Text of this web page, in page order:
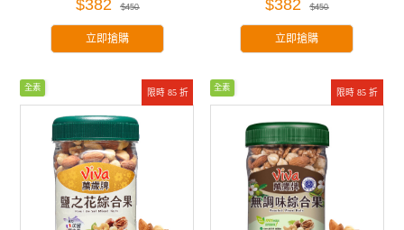
$382 $450
立即搶購
$382 $450
立即搶購
限時 85 折
全素
限時 85 折
全素